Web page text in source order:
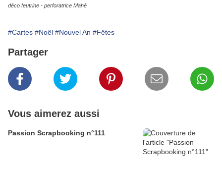
déco feutrine - perforatrice Mahé
#Cartes #Noël #Nouvel An #Fêtes
Partager
Vous aimerez aussi
Passion Scrapbooking n°111